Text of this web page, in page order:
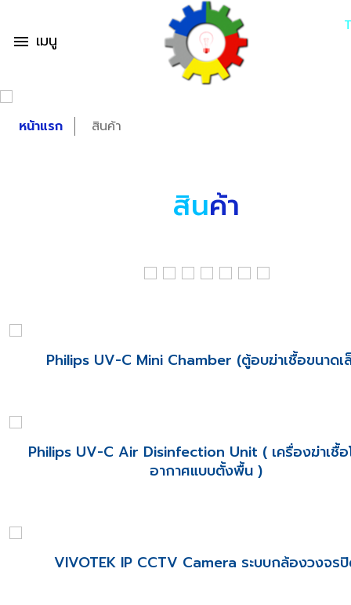
menu เมนู
หน้าแรก สินค้า
สินค้า
Philips UV-C Mini Chamber (ตู้อบฆ่าเชื้อขนาดเ
Philips UV-C Air Disinfection Unit ( เครื่องฆ่าเชื้อ
อากาศแบบตั้งพื้น )
VIVOTEK IP CCTV Camera ระบบกล้องวงจร